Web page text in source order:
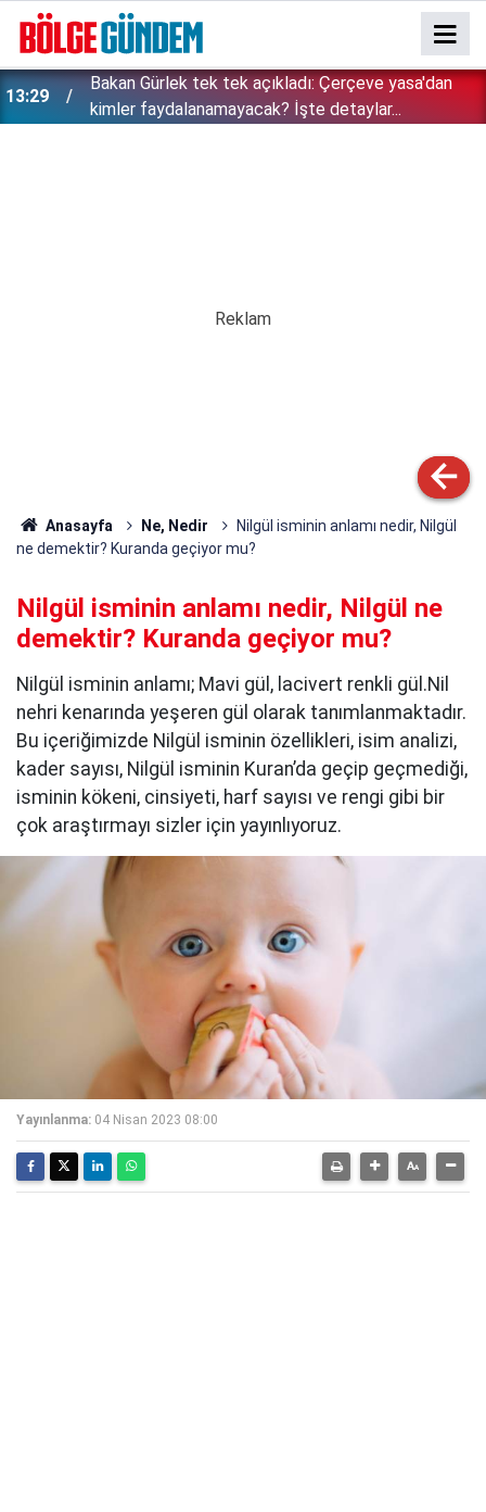
13:29
Bakan Gürlek tek tek açıkladı: Çerçeve yasa'dan
kimler faydalanamayacak? İşte detaylar...
Anasayfa Ne, Nedir
Nilgül isminin anlamı nedir, Nilgül
ne demektir? Kuranda geçiyor mu?
Nilgül isminin anlamı nedir, Nilgül ne
demektir? Kuranda geçiyor mu?
Nilgül isminin anlamı; Mavi gül, lacivert renkli gül.Nil
nehri kenarında yeşeren gül olarak tanımlanmaktadır.
Bu içeriğimizde Nilgül isminin özellikleri, isim analizi,
kader sayısı, Nilgül isminin Kuran’da geçip geçmediği,
isminin kökeni, cinsiyeti, harf sayısı ve rengi gibi bir
çok araştırmayı sizler için yayınlıyoruz.
Yayınlanma: 04 Nisan 2023 08:00